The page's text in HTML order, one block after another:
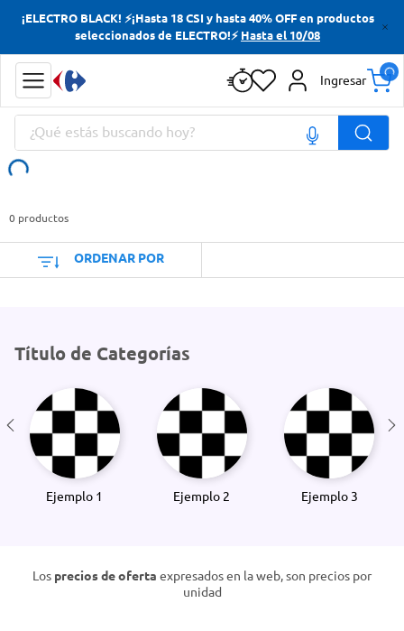
¡ELECTRO BLACK! ⚡¡Hasta 18 CSI y hasta 40% OFF en productos
seleccionados de ELECTRO!⚡ Hasta el 10/08
Ingresar
¿Qué estás buscando hoy?
0 productos
ORDENAR POR
Título de Categorías
Ejemplo 1 Ejemplo 2 Ejemplo 3
Los precios de oferta expresados en la web, son precios por
unidad
Términos más buscados
Yerba
Cerveza
Doves
Términos más buscados
Yerba
Cerveza
Doves
Papas Fritas